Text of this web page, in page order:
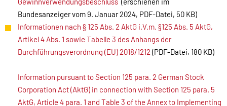
Bundesanzeiger vom 9. Januar 2024, PDF-Datei, 50 KB)
Informationen nach § 125 Abs. 2 AktG i.V.m. §125 Abs. 5 AktG,
Artikel 4 Abs. 1 sowie Tabelle 3 des Anhangs der
Durchführungsverordnung (EU) 2018/1212 (PDF-Datei, 180 KB)
Information pursuant to Section 125 para. 2 German Stock
Corporation Act (AktG) in connection with Section 125 para. 5
AktG, Article 4 para. 1 and Table 3 of the Annex to Implementing